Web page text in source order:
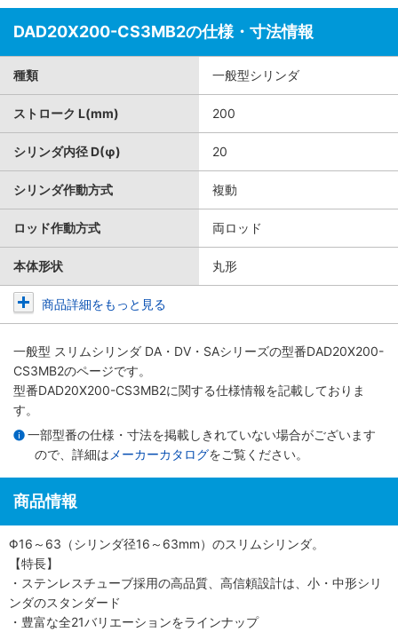
DAD20X200-CS3MB2の仕様・寸法情報
種類 一般型シリンダ
ストローク L(mm) 200
シリンダ内径 D(φ) 20
シリンダ作動方式 複動
ロッド作動方式 両ロッド
本体形状 丸形
商品詳細をもっと見る
一般型 スリムシリンダ DA・DV・SAシリーズの型番DAD20X200-
CS3MB2のページです。
型番DAD20X200-CS3MB2に関する仕様情報を記載しておりま
す。
一部型番の仕様・寸法を掲載しきれていない場合がございます
ので、詳細は メーカーカタログをご覧ください。
商品情報
Φ16～63（シリンダ径16～63mm）のスリムシリンダ。
【特長】
・ステンレスチューブ採用の高品質、高信頼設計は、小・中形シリ
ンダのスタンダード
・豊富な全21バリエーションをラインナップ